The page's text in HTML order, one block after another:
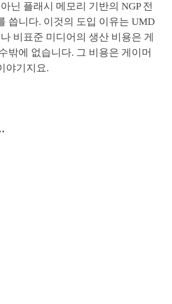
닌 플래시 메모리 기반의 NGP 전
씁니다. 이것의 도입 이유는 UMD
비표준 미디어의 생산 비용은 게
밖에 없습니다. 그 비용은 게이머
야기지요.